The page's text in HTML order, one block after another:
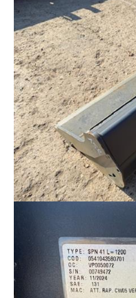
LAUFWERK
AUSLEGER
KABINE
GETRIEBE / WANDLER
HYDRAULIK VERTEILER
MOTOR
BETON-EISENBIEGER
BETONSTAHLSCHERE